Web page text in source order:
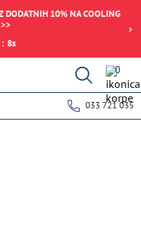
DODATNIH 10% NA COOLING
: 8s
0
033 721 035